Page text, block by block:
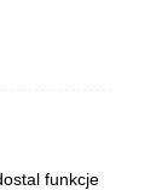
funkcje